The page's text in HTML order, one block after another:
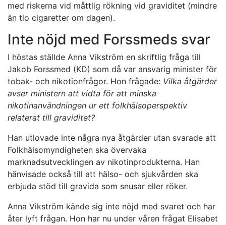
med riskerna vid måttlig rökning vid graviditet (mindre
än tio cigaretter om dagen).
Inte nöjd med Forssmeds svar
I höstas ställde Anna Vikström en skriftlig fråga till
Jakob Forssmed (KD) som då var ansvarig minister för
tobak- och nikotionfrågor. Hon frågade: Vilka åtgärder
avser ministern att vidta för att minska
nikotinanvändningen ur ett folkhälsoperspektiv
relaterat till graviditet?
Han utlovade inte några nya åtgärder utan svarade att
Folkhälsomyndigheten ska övervaka
marknadsutvecklingen av nikotinprodukterna. Han
hänvisade också till att hälso- och sjukvården ska
erbjuda stöd till gravida som snusar eller röker.
Anna Vikström kände sig inte nöjd med svaret och har
åter lyft frågan. Hon har nu under våren frågat Elisabet